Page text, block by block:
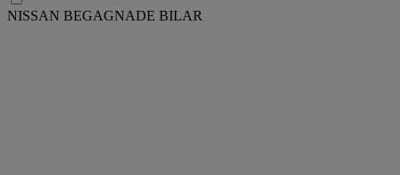
NISSAN BEGAGNADE BILAR